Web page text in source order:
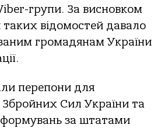
групи. За висновком
відомостей давало
громадянам України
перепони для
Сил України та
за штатами